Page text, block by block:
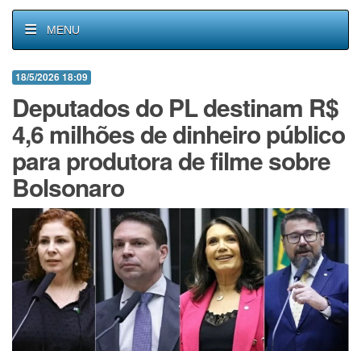
MENU
18/5/2026 18:09
Deputados do PL destinam R$
4,6 milhões de dinheiro público
para produtora de filme sobre
Bolsonaro